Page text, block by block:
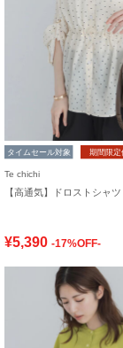
タイムセール対象 期間限定
Te chichi
¥5,390 -17%OFF-